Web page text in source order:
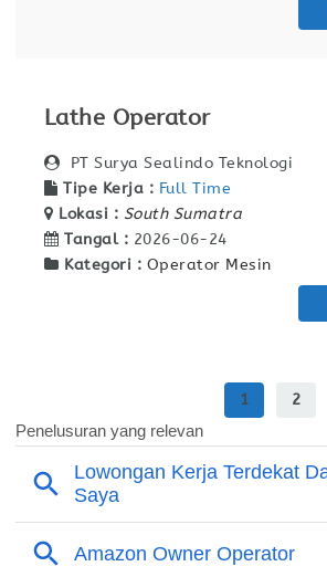
Lathe Operator
PT Surya Sealindo Teknologi
Tipe Kerja : Full Time
Lokasi : South Sumatra
Tangal : 2026-06-24
Kategori : Operator Mesin
1 2